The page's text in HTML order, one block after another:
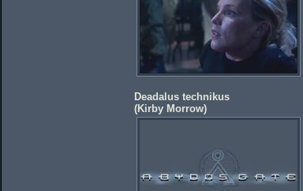
Deadalus technikus
(Kirby Morrow)